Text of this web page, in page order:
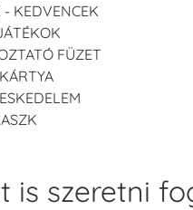
KEDVENCEK
FÜZET
is szeretni